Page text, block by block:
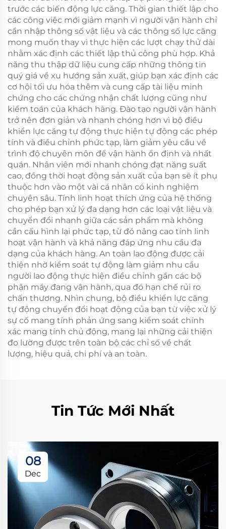
trước các biến động lực căng. Thời gian thiết lập cho
các công việc mới giảm mạnh vì người vận hành chỉ
cần nhập thông số vật liệu và các thông số lực căng
mong muốn thay vì thực hiện các lượt chạy thử dài
nhằm xác định các thiết lập thủ công phù hợp. Khả
năng thu thập dữ liệu cung cấp những thông tin
quý giá về xu hướng sản xuất, giúp bạn xác định các
cơ hội tối ưu hóa thêm và cung cấp tài liệu minh
chứng cho các chứng nhận chất lượng cũng như
kiểm toán của khách hàng. Đào tạo người vận hành
trở nên đơn giản và nhanh chóng hơn vì bộ điều
khiển lực căng tự động thực hiện tự động các phép
tính và điều chỉnh phức tạp, làm giảm yêu cầu về
trình độ chuyên môn để vận hành ổn định và nhất
quán. Nhân viên mới nhanh chóng đạt năng suất
cao, đồng thời hoạt động sản xuất của bạn sẽ ít phụ
thuộc hơn vào một vài cá nhân có kinh nghiệm
chuyên sâu. Tính linh hoạt thích ứng của hệ thống
cho phép bạn xử lý đa dạng hơn các loại vật liệu và
chuyển đổi nhanh giữa các sản phẩm mà không
cần cấu hình lại phức tạp, từ đó nâng cao tính linh
hoạt vận hành và khả năng đáp ứng nhu cầu đa
dạng của khách hàng. An toàn lao động được cải
thiện nhờ kiểm soát tự động làm giảm nhu cầu
người lao động thực hiện điều chỉnh gần các bộ
phận máy đang vận hành, qua đó hạn chế rủi ro
chấn thương. Nhìn chung, bộ điều khiển lực căng
tự động chuyển đổi hoạt động của bạn từ việc xử lý
sự cố mang tính phản ứng sang kiểm soát chính
xác mang tính chủ động, mang lại những cải thiện
đo lường được trên toàn bộ các chỉ số về chất
lượng, hiệu quả, chi phí và an toàn.
Tin Tức Mới Nhất
08
Dec